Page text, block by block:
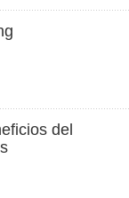
del